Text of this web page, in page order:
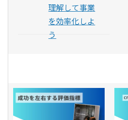
理解して事業
を効率化しよ
う